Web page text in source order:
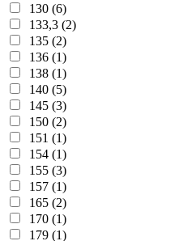
130 (6)
133,3 (2)
135 (2)
136 (1)
138 (1)
140 (5)
145 (3)
150 (2)
151 (1)
154 (1)
155 (3)
157 (1)
165 (2)
170 (1)
179 (1)